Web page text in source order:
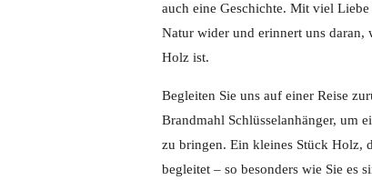
auch eine Geschichte. Mit viel
Natur wider und erinnert uns daran,
Holz ist.
Begleiten Sie uns auf einer Reise
Brandmahl Schlüsselanhänger, um
zu bringen. Ein kleines Stück Holz,
begleitet – so besonders wie Sie es